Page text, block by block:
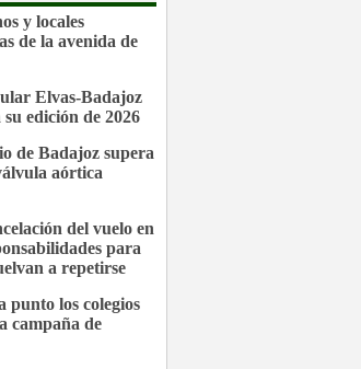
y locales
de la avenida de
Elvas-Badajoz
edición de 2026
de Badajoz supera
aórtica
del vuelo en
para
a repetirse
punto los colegios
campaña de